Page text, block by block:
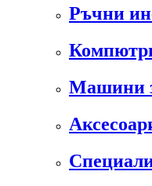
Ръчни
Машини